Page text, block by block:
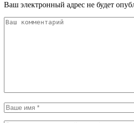
Ваш электронный адрес не будет